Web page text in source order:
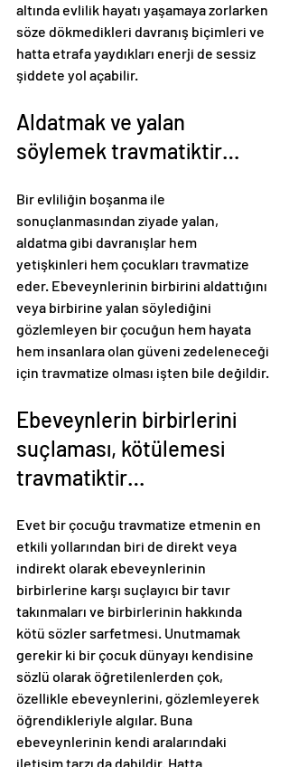
altında evlilik hayatı yaşamaya zorlarken
söze dökmedikleri davranış biçimleri ve
hatta etrafa yaydıkları enerji de sessiz
şiddete yol açabilir.
Aldatmak ve yalan
söylemek travmatiktir…
Bir evliliğin boşanma ile
sonuçlanmasından ziyade yalan,
aldatma gibi davranışlar hem
yetişkinleri hem çocukları travmatize
eder. Ebeveynlerinin birbirini aldattığını
veya birbirine yalan söylediğini
gözlemleyen bir çocuğun hem hayata
hem insanlara olan güveni zedeleneceği
için travmatize olması işten bile değildir.
Ebeveynlerin birbirlerini
suçlaması, kötülemesi
travmatiktir…
Evet bir çocuğu travmatize etmenin en
etkili yollarından biri de direkt veya
indirekt olarak ebeveynlerinin
birbirlerine karşı suçlayıcı bir tavır
takınmaları ve birbirlerinin hakkında
kötü sözler sarfetmesi. Unutmamak
gerekir ki bir çocuk dünyayı kendisine
sözlü olarak öğretilenlerden çok,
özellikle ebeveynlerini, gözlemleyerek
öğrendikleriyle algılar. Buna
ebeveynlerinin kendi aralarındaki
iletişim tarzı da dahildir. Hatta